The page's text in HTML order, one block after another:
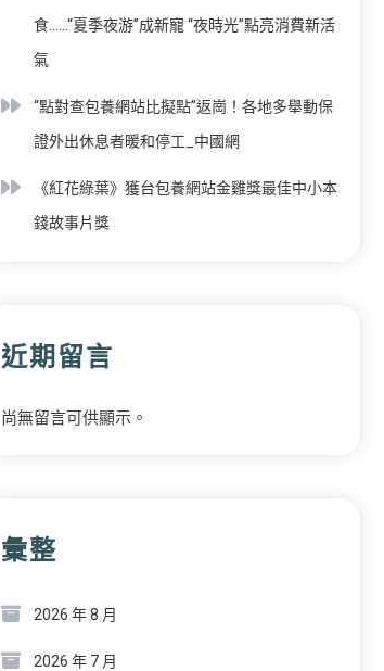
食……“夏季夜游”成新寵 “夜時光”點亮消費新活
氣
“點對查包養網站比擬點”返崗！各地多舉動保
證外出休息者暖和停工_中國網
《紅花綠葉》獲台包養網站金雞獎最佳中小本
錢故事片獎
近期留言
尚無留言可供顯示。
彙整
2026 年 8 月
2026 年 7 月